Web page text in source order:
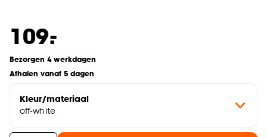
109.
-
Bezorgen 4 werkdagen
Afhalen vanaf 5 dagen
Kleur/materiaal
off-white